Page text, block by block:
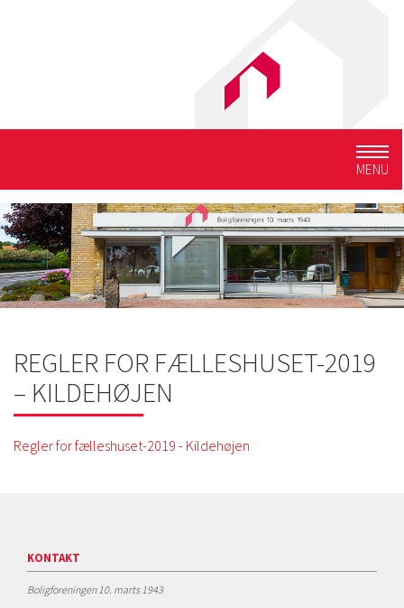
MENU
REGLER FOR FÆLLESHUSET-2019
– KILDEHØJEN
Regler for fælleshuset-2019 - Kildehøjen
KONTAKT
Boligforeningen 10. marts 1943